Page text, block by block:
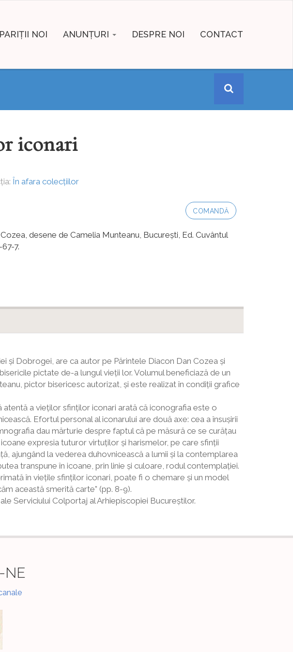
NOI ANUNȚURI DESPRE NOI CONTACT
iconari
În afara colecțiilor
COMANDĂ
Cozea, desene de Camelia Munteanu, Bucureşti, Ed. Cuvântul
7.
și Dobrogei, are ca autor pe Părintele Diacon Dan Cozea și
pictate de-a lungul vieții lor. Volumul beneficiază de un
pictor bisericesc autorizat, și este realizat în condiții grafice
a vieților sfinților iconari arată că iconografia este o
Efortul personal al iconarului are două axe: cea a însușirii
dau mărturie despre faptul că pe măsură ce se curățau
expresia tuturor virtuților și harismelor, pe care sfinții
ajungând la vederea duhovnicească a lumii și la contemplarea
transpune în icoane, prin linie și culoare, rodul contemplației.
în viețile sfinților iconari, poate fi o chemare și un model
această smerită carte” (pp. 8-9).
Serviciului Colportaj al Arhiepiscopiei Bucureștilor.
NE